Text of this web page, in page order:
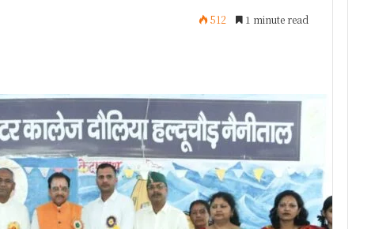
512 1 minute read